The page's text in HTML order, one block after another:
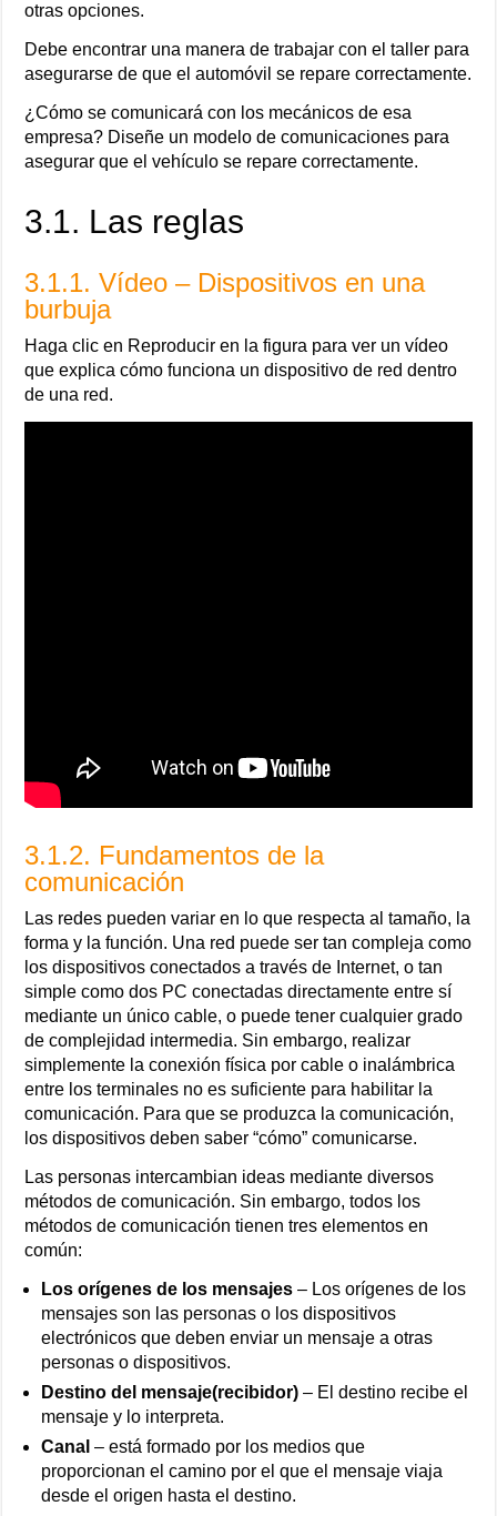
otras opciones.
Debe encontrar una manera de trabajar con el taller para
asegurarse de que el automóvil se repare correctamente.
¿Cómo se comunicará con los mecánicos de esa
empresa? Diseñe un modelo de comunicaciones para
asegurar que el vehículo se repare correctamente.
3.1. Las reglas
3.1.1. Vídeo – Dispositivos en una
burbuja
Haga clic en Reproducir en la figura para ver un vídeo
que explica cómo funciona un dispositivo de red dentro
de una red.
3.1.2. Fundamentos de la
comunicación
Las redes pueden variar en lo que respecta al tamaño, la
forma y la función. Una red puede ser tan compleja como
los dispositivos conectados a través de Internet, o tan
simple como dos PC conectadas directamente entre sí
mediante un único cable, o puede tener cualquier grado
de complejidad intermedia. Sin embargo, realizar
simplemente la conexión física por cable o inalámbrica
entre los terminales no es suficiente para habilitar la
comunicación. Para que se produzca la comunicación,
los dispositivos deben saber “cómo” comunicarse.
Las personas intercambian ideas mediante diversos
métodos de comunicación. Sin embargo, todos los
métodos de comunicación tienen tres elementos en
común:
Los orígenes de los mensajes – Los orígenes de los
mensajes son las personas o los dispositivos
electrónicos que deben enviar un mensaje a otras
personas o dispositivos.
Destino del mensaje(recibidor) – El destino recibe el
mensaje y lo interpreta.
Canal – está formado por los medios que
proporcionan el camino por el que el mensaje viaja
desde el origen hasta el destino.